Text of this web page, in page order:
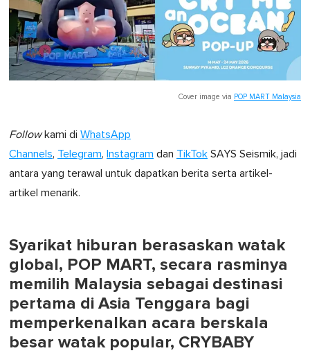
Cover image via POP MART Malaysia
Followkami di WhatsApp
Channels, Telegram, Instagram dan TikTok SAYS Seismik, jadi
antara yang terawal untuk dapatkan berita serta artikel-
artikel menarik.
Syarikat hiburan berasaskan watak
global, POP MART, secara rasminya
memilih Malaysia sebagai destinasi
pertama di Asia Tenggara bagi
memperkenalkan acara berskala
besar watak popular, CRYBABY